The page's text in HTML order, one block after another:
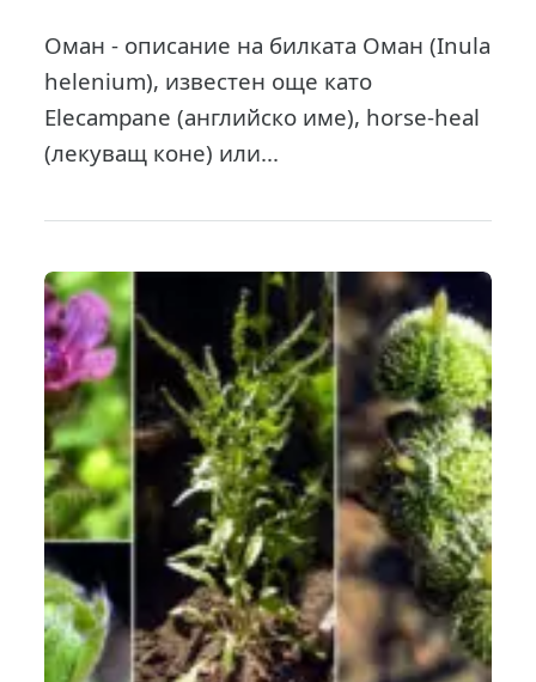
Оман - описание на билката Оман (Inula
helenium), известен още като
Elecampane (английско име), horse-heal
(лекуващ коне) или...